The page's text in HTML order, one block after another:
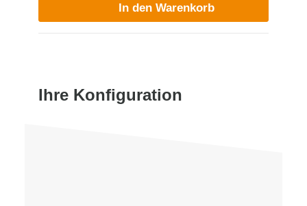
In den Warenkorb
Ihre Konfiguration